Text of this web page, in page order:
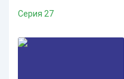
Серия 27